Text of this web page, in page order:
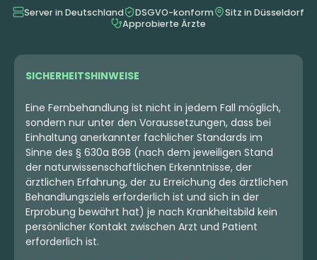
Server in Deutschland DSGVO-konform
Sitz in Düsseldorf
Approbierte Ärzte
SICHERHEITSHINWEISE
Eine Fernbehandlung ist nicht in jedem Fall möglich,
sondern nur unter den Voraussetzungen, dass bei
Einhaltung anerkannter fachlicher Standards im
Sinne des § 630a BGB (nach dem jeweiligen Stand
der naturwissenschaftlichen Erkenntnisse, der
ärztlichen Erfahrung, der zu Erreichung des ärztlichen
Behandlungsziels erforderlich ist und sich in der
Erprobung bewährt hat) je nach Krankheitsbild kein
persönlicher Kontakt zwischen Arzt und Patient
erforderlich ist.